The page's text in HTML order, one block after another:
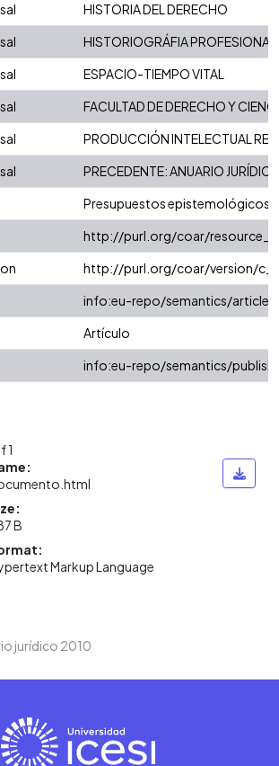
HISTORIA DEL DERECHO
HISTORIOGRÁFIA PROFESIONAL
ESPACIO-TIEMPO VITAL
FACULTAD DE DERECHO Y
PRODUCCIÓN INTELECTUAL
PRECEDENTE: ANUARIO
Presupuestos epistemológicos
http://purl.org/coar/
http://purl.org/coar/version/
info:eu-repo/semantics/article
Artículo
info:eu-repo/semantics/
1
B
Markup Language
jurídico 2010